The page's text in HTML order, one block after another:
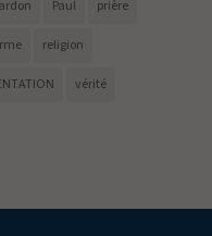
Paul prière
religion
vérité